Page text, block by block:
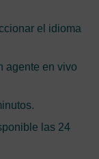
el idioma
agente en vivo
las 24